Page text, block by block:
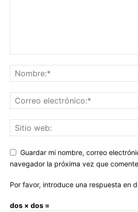
Guardar mi nombre, correo
navegador la próxima vez que
Por favor, introduce una respuesta en
dos × dos =